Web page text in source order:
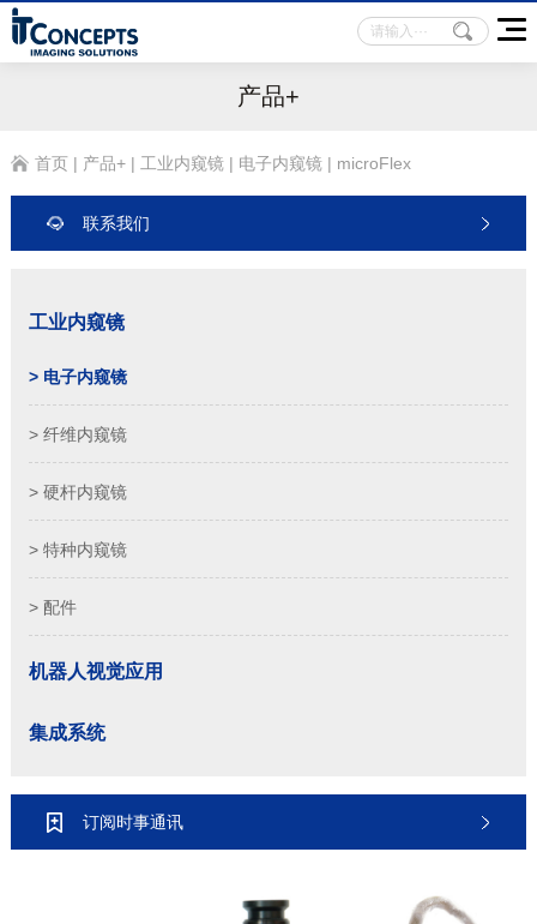
产品+
首页| 产品+| 工业内窥镜| 电子内窥镜| microFlex
联系我们
工业内窥镜
> 电子内窥镜
> 纤维内窥镜
> 硬杆内窥镜
> 特种内窥镜
> 配件
机器人视觉应用
集成系统
订阅时事通讯